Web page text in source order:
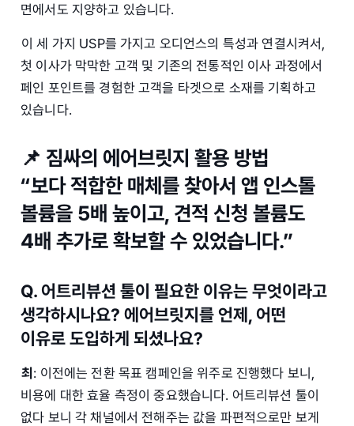
면에서도 지양하고 있습니다.
이 세 가지 USP를 가지고 오디언스의 특성과 연결시켜서,
첫 이사가 막막한 고객 및 기존의 전통적인 이사 과정에서
페인 포인트를 경험한 고객을 타겟으로 소재를 기획하고
있습니다.
📌 짐싸의 에어브릿지 활용 방법
“보다 적합한 매체를 찾아서 앱 인스톨
볼륨을 5배 높이고, 견적 신청 볼륨도
4배 추가로 확보할 수 있었습니다.”
Q. 어트리뷰션 툴이 필요한 이유는 무엇이라고
생각하시나요? 에어브릿지를 언제, 어떤
이유로 도입하게 되셨나요?
최: 이전에는 전환 목표 캠페인을 위주로 진행했다 보니,
비용에 대한 효율 측정이 중요했습니다. 어트리뷰션 툴이
없다 보니 각 채널에서 전해주는 값을 파편적으로만 보게